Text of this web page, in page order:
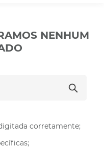
NENHUM
corretamente;